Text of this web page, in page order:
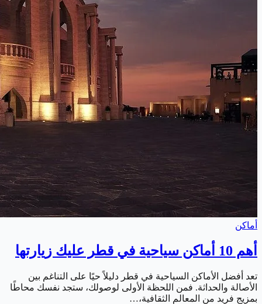
أماكن
أهم 10 أماكن سياحية في قطر عليك زيارتها
تعد أفضل الأماكن السياحية في قطر دليلاً حيًا على التناغم بين
الأصالة والحداثة. فمن اللحظة الأولى لوصولك، ستجد نفسك محاطًا
بمزيج فريد من المعالم الثقافية،…